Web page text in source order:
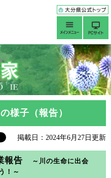
子（報告）
掲載日：2024年6月27日更新
報告 ～ 川の生命に出会
！～​